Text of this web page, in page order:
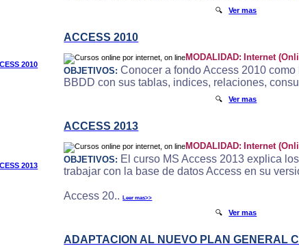
🔍Ver mas
ACCESS 2010
MODALIDAD: Internet
OBJETIVOS: Conocer a fondo Access 2010
BBDD con sus tablas, indices, relaciones,
🔍Ver mas
ACCESS 2013
MODALIDAD: Internet
OBJETIVOS: El curso MS Access 2013 explica
trabajar con la base de datos Access en su
Access 20..Leer mas>>
🔍Ver mas
ADAPTACION AL NUEVO PLAN GENERAL